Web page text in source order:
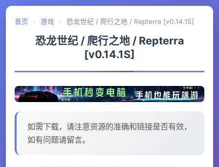
首页 › 游戏 › 恐龙世纪 / 爬行之地 / Repterra [v0.14.1S]
恐龙世纪 / 爬行之地 / Repterra
[v0.14.1S]
如需下载，请注意资源的准确和链接是否有效，
如有问题请留言。